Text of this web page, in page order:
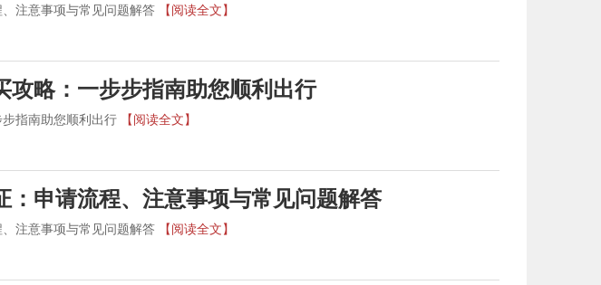
注意事项与常见问题解答 【阅读全文】
攻略：一步步指南助您顺利出行
指南助您顺利出行 【阅读全文】
：申请流程、注意事项与常见问题解答
注意事项与常见问题解答 【阅读全文】